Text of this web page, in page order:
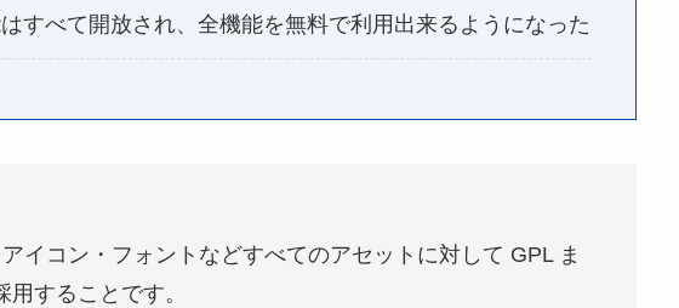
すべて開放され、全機能を無料で利用出来るようになった
イコン・フォントなどすべてのアセットに対して GPL ま
することです。